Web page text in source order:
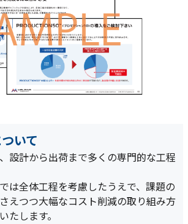
いて
設計から出荷まで多くの専門的な工程
は全体工程を考慮したうえで、課題の
えつつ大幅なコスト削減の取り組み方
たします。